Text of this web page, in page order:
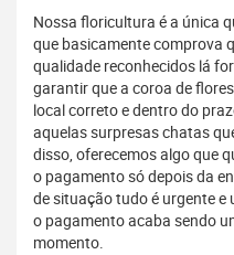
Nossa floricultura é a única
que basicamente comprova
qualidade reconhecidos lá
garantir que a coroa de
local correto e dentro do
aquelas surpresas chatas
disso, oferecemos algo que
o pagamento só depois da
de situação tudo é urgente
o pagamento acaba sendo
momento.